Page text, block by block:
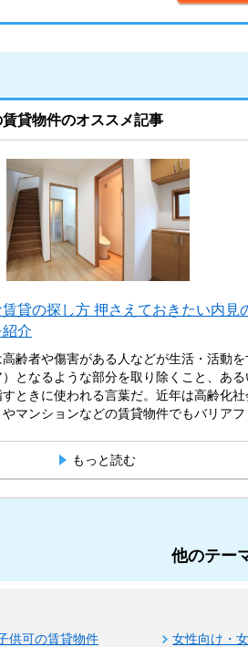
貸物件のオススメ記事
貸の探し方 押さえておきたい内見
介
齢者や傷害がある人などが生活・活動を
となるような部分を取り除くこと、ある
ときに使われる言葉だ。近年は高齢化社
マンションなどの賃貸物件でもバリアフ
もっと読む
他のテー
供可の賃貸物件 女性向け・